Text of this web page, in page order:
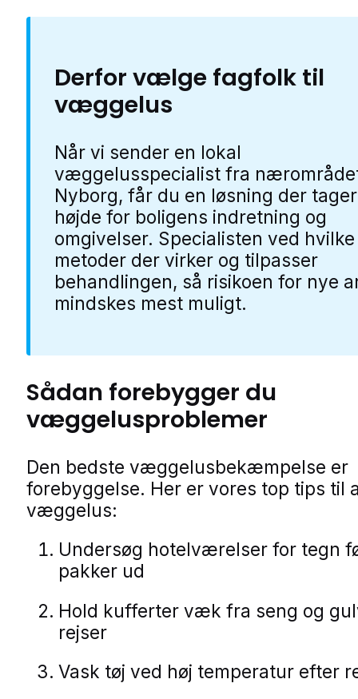
Derfor vælge fagfolk til
væggelus
Når vi sender en lokal
væggelusspecialist fra
Nyborg, får du en løsning der tager
højde for boligens indretning og
omgivelser. Specialisten ved hvilke
metoder der virker og tilpasser
behandlingen, så risikoen for nye
mindskes mest muligt.
Sådan forebygger du
væggelusproblemer
Den bedste væggelusbekæmpelse er
forebyggelse. Her er vores top tips til
væggelus:
Undersøg hotelværelser for tegn
pakker ud
Hold kufferter væk fra seng og
rejser
Vask tøj ved høj temperatur efter